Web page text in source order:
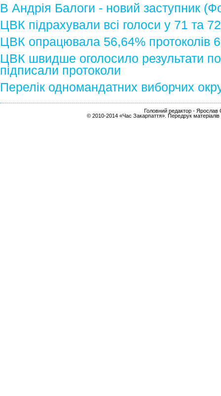
В Андрія Балоги - новий заступник
ЦВК підрахували всі голоси у 71 та
ЦВК опрацювала 56,64% протоколів
ЦВК швидше оголосило результати по
підписали протоколи
Перелік одномандатних виборчих
Головний редактор - Ярослав
© 2010-2014 «Час Закарпаття». Передрук